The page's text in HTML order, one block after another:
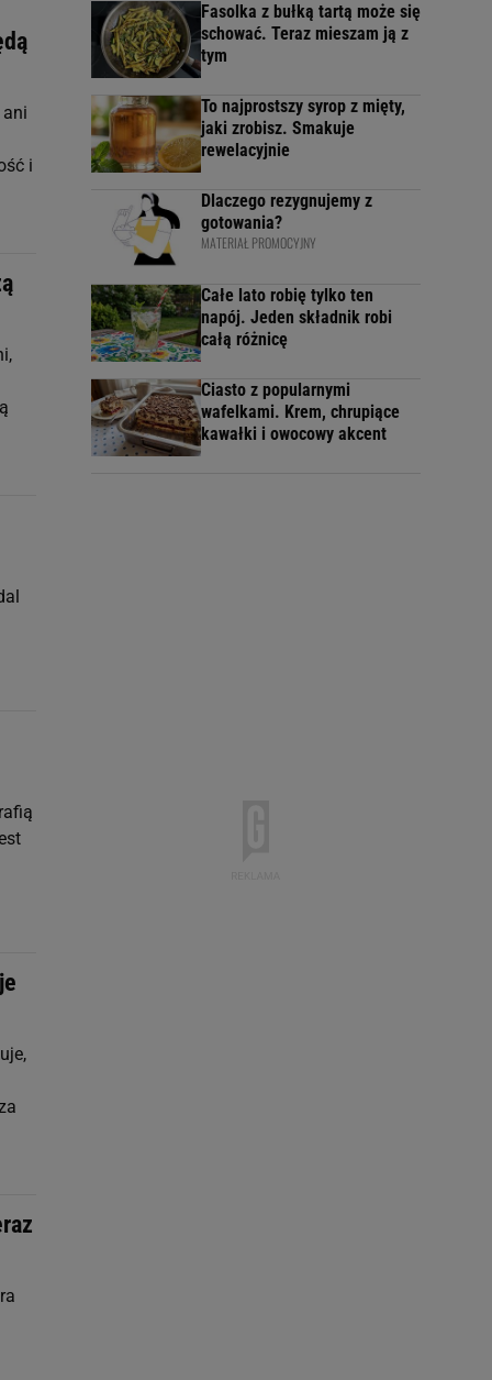
i
Fasolka z bułką tartą może się
schować. Teraz mieszam ją z
tym
To najprostszy syrop z mięty,
jaki zrobisz. Smakuje
rewelacyjnie
Dlaczego rezygnujemy z
gotowania?
MATERIAŁ PROMOCYJNY
Całe lato robię tylko ten
napój. Jeden składnik robi
całą różnicę
Ciasto z popularnymi
wafelkami. Krem, chrupiące
kawałki i owocowy akcent
celów identyfikacji.
reklam i treści,